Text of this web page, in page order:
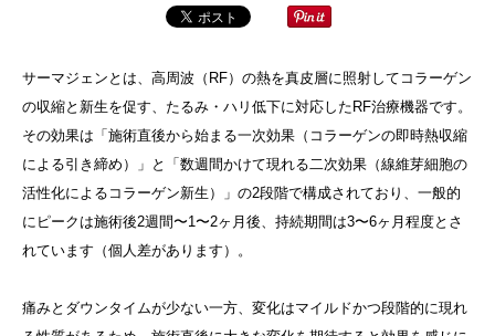
サーマジェンとは、高周波（RF）の熱を真皮層に照射してコラーゲン
の収縮と新生を促す、たるみ・ハリ低下に対応したRF治療機器です。
その効果は「施術直後から始まる一次効果（コラーゲンの即時熱収縮
による引き締め）」と「数週間かけて現れる二次効果（線維芽細胞の
活性化によるコラーゲン新生）」の2段階で構成されており、一般的
にピークは施術後2週間〜1〜2ヶ月後、持続期間は3〜6ヶ月程度とさ
れています（個人差があります）。
痛みとダウンタイムが少ない一方、変化はマイルドかつ段階的に現れ